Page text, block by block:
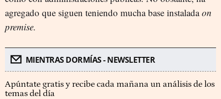
agregado que siguen teniendo mucha base instaladaon
premise.
MIENTRAS DORMÍAS - NEWSLETTER
Apúntate gratis y recibe cada mañana un análisis de los
temas del día